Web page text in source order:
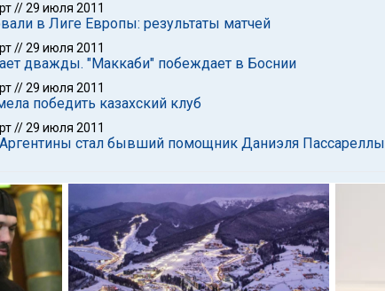
//29 июля 2011
в Лиге Европы: результаты матчей
//29 июля 2011
дважды. "Маккаби" побеждает в Боснии
//29 июля 2011
победить казахский клуб
//29 июля 2011
стал бывший помощник Даниэля Пассареллы